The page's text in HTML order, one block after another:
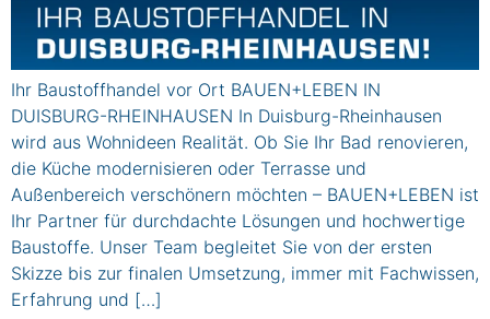
Ihr Baustoffhandel vor Ort BAUEN+LEBEN IN
DUISBURG-RHEINHAUSEN In Duisburg-Rheinhausen
wird aus Wohnideen Realität. Ob Sie Ihr Bad renovieren,
die Küche modernisieren oder Terrasse und
Außenbereich verschönern möchten – BAUEN+LEBEN ist
Ihr Partner für durchdachte Lösungen und hochwertige
Baustoffe. Unser Team begleitet Sie von der ersten
Skizze bis zur finalen Umsetzung, immer mit Fachwissen,
Erfahrung und […]